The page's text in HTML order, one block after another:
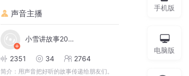
声音主播
小雪讲故事2022
2351 34 2764
简介： 用声音把好听的故事传递给朋友们。
手机版
电脑版